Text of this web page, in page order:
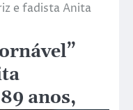
e fadista Anita
anos,